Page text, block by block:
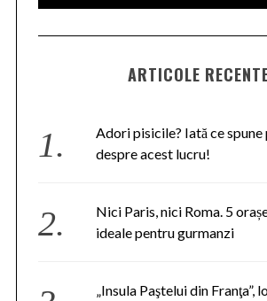
ARTICOLE
Adori pisicile? Iată ce
despre acest lucru!
Nici Paris, nici Roma. 5
ideale pentru gurmanzi
„Insula Paştelui din Franţa”,